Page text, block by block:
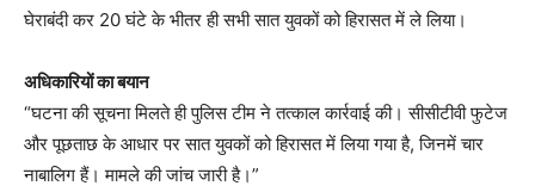
घेराबंदी कर 20 घंटे के भीतर ही सभी सात युवकों को हिरासत में ले लिया।
अधिकारियों का बयान
“घटना की सूचना मिलते ही पुलिस टीम ने तत्काल कार्रवाई की। सीसीटीवी फुटेज
और पूछताछ के आधार पर सात युवकों को हिरासत में लिया गया है, जिनमें चार
नाबालिग हैं। मामले की जांच जारी है।”